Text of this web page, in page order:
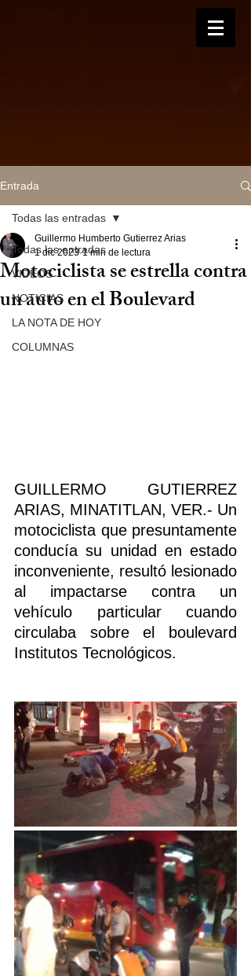
Entrada
Todas las entradas
VIDEOS
NOTICIAS
LA NOTA DE HOY
COLUMNAS
Todas las entradas
Motociclista se estrella contra
un auto en el Boulevard
Guillermo Humberto Gutierrez Arias
1 dic 2023 1 min de lectura
GUILLERMO GUTIERREZ
ARIAS, MINATITLAN, VER.- Un
motociclista que presuntamente
conducía su unidad en estado
inconveniente, resultó lesionado
al impactarse contra un
vehículo particular cuando
circulaba sobre el boulevard
Institutos Tecnológicos.